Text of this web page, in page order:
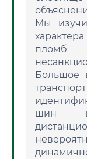
Мы
пломб
Большое
шин и